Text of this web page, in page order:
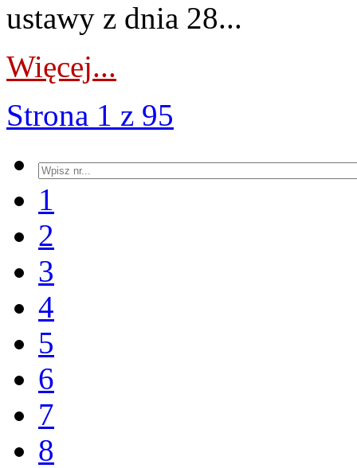
ustawy z dnia 28...
Więcej...
Strona 1 z 95
1
2
3
4
5
6
7
8